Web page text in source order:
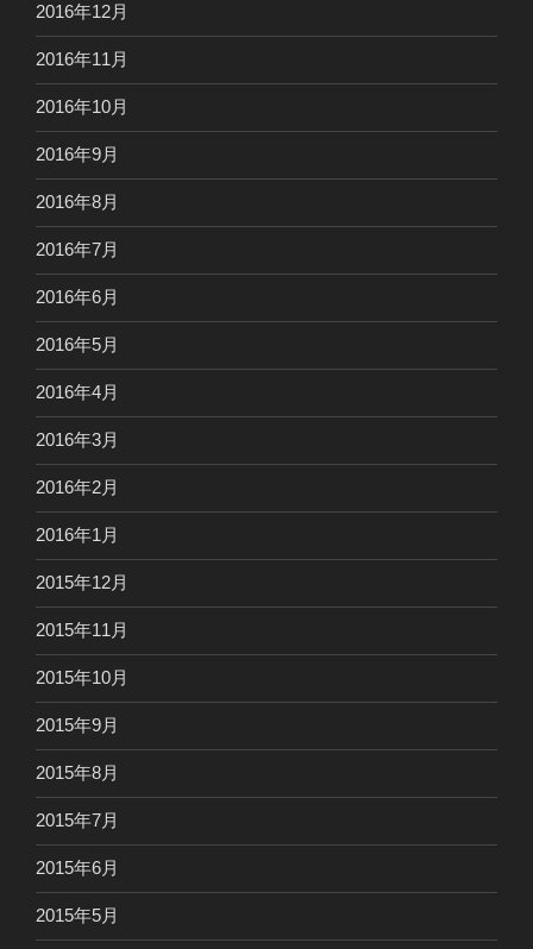
2016年12月
2016年11月
2016年10月
2016年9月
2016年8月
2016年7月
2016年6月
2016年5月
2016年4月
2016年3月
2016年2月
2016年1月
2015年12月
2015年11月
2015年10月
2015年9月
2015年8月
2015年7月
2015年6月
2015年5月